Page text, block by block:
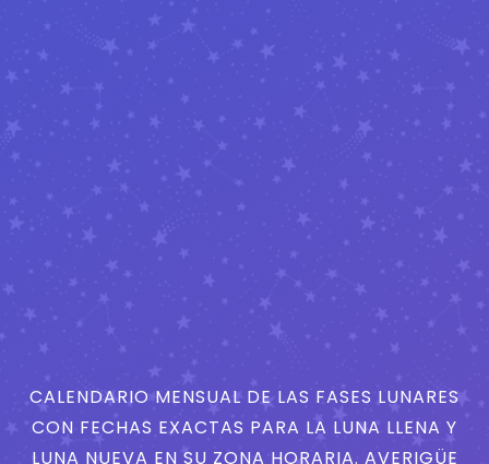
CALENDARIO MENSUAL DE LAS FASES LUNARES
CON FECHAS EXACTAS PARA LA LUNA LLENA Y
LUNA NUEVA EN SU ZONA HORARIA. AVERIGÜE